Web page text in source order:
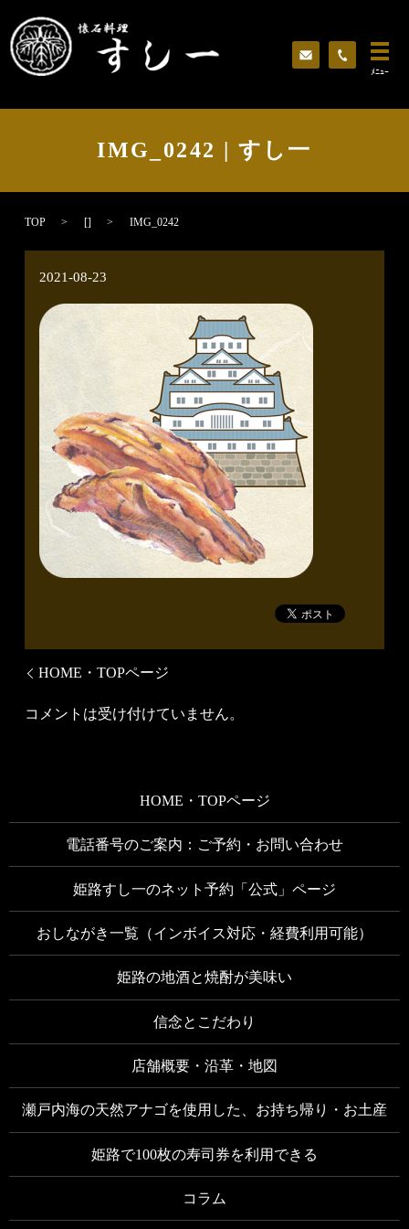
ﾒﾆｭｰ
IMG_0242 | すし一
TOP [] IMG_0242
2021-08-23
HOME・TOPページ
コメントは受け付けていません。
HOME・TOPページ
電話番号のご案内：ご予約・お問い合わせ
姫路すし一のネット予約「公式」ページ
おしながき一覧（インボイス対応・経費利用可能）
姫路の地酒と焼酎が美味い
信念とこだわり
店舗概要・沿革・地図
瀬戸内海の天然アナゴを使用した、お持ち帰り・お土産
姫路で100枚の寿司券を利用できる
コラム